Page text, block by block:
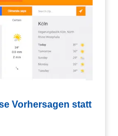
Vorhersagen statt